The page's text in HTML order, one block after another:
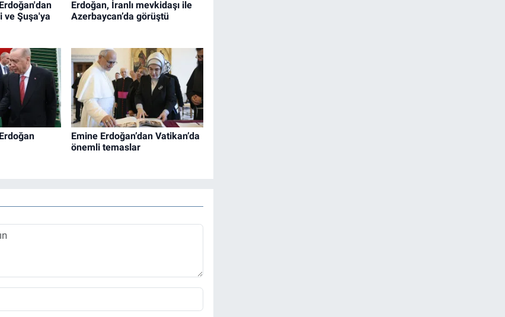
ve Şuşa'ya
Erdoğan, İranlı mevkidaşı ile
Azerbaycan’da görüştü
Emine Erdoğan’dan Vatikan’da
önemli temaslar